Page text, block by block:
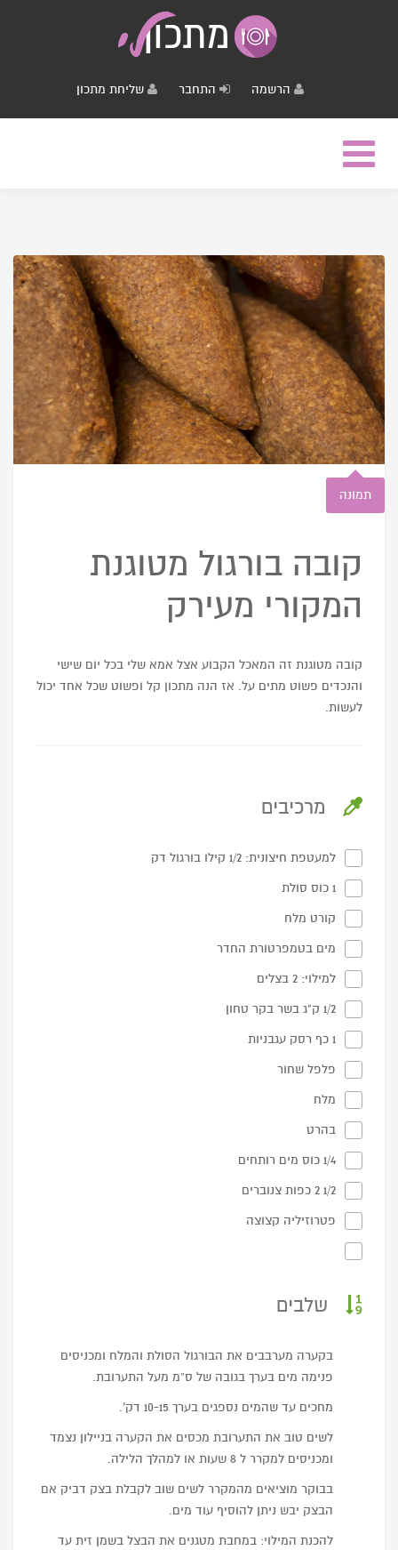
הרשמה התחבר שליחת מתכון
Toggle
navigation
תמונה
קובה בורגול מטוגנת
המקורי מעירק
קובה מטוגנת זה המאכל הקבוע אצל אמא שלי בכל יום שישי
והנכדים פשוט מתים על. אז הנה מתכון קל ופשוט שכל אחד יכול
לעשות.
מרכיבים
למעטפת חיצונית: 1/2 קילו בורגול דק
1 כוס סולת
קורט מלח
מים בטמפרטורת החדר
למילוי: 2 בצלים
1/2 ק"ג בשר בקר טחון
1 כף רסק עגבניות
פלפל שחור
מלח
בהרט
1/4 כוס מים רותחים
1/2 2 כפות צנוברים
פטרוזיליה קצוצה
שלבים
בקערה מערבבים את הבורגול הסולת והמלח ומכניסים
פנימה מים בערך בגובה של ס”מ מעל התערובת.
מחכים עד שהמים נספגים בערך 10-15 דק’.
לשים טוב את התערובת מכסים את הקערה בניילון נצמד
ומכניסים למקרר ל 8 שעות או למהלך הלילה.
בבוקר מוציאים מהמקרר לשים שוב לקבלת בצק דביק אם
הבצק יבש ניתן להוסיף עוד מים.
להכנת המילוי: במחבת מטגנים את הבצל בשמן זית עד